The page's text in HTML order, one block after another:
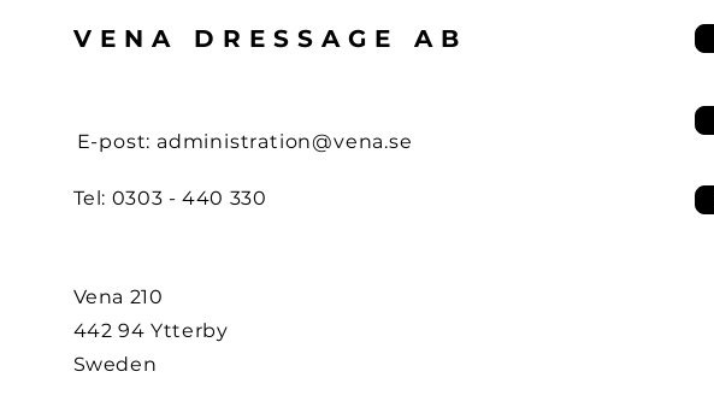
VENA DRESSAGE AB
E-post: administration@vena.se
Tel: 0303 - 440 330
Vena 210
442 94 Ytterby
Sweden